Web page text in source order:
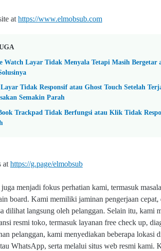
at https://www.elmobsub.com
Watch Layar Tidak Menyala Tetapi Masih Bergetar
Tidak Responsif atau Ghost Touch Setelah
Semakin Parah
Trackpad Tidak Berfungsi atau Klik Tidak
at https://g.page/elmobsub
menjadi fokus perhatian kami, termasuk
board. Kami memiliki jaminan pengerjaan
dilihat langsung oleh pelanggan. Selain itu, kami
resmi toko, termasuk layanan free check up,
pelanggan, kami menyediakan beberapa lokasi
WhatsApp, serta melalui situs web resmi kami.